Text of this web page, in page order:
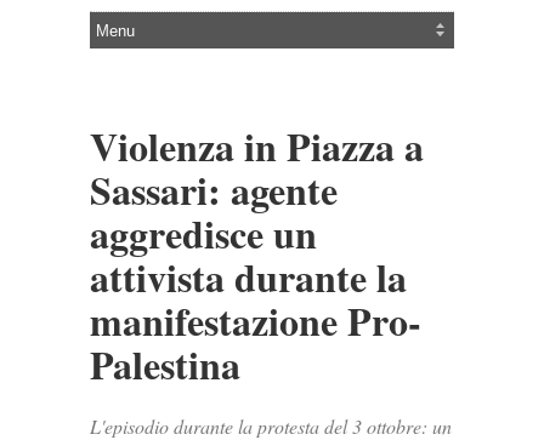
Violenza in Piazza a
Sassari: agente
aggredisce un
attivista durante la
manifestazione Pro-
Palestina
L'episodio durante la protesta del 3 ottobre: un